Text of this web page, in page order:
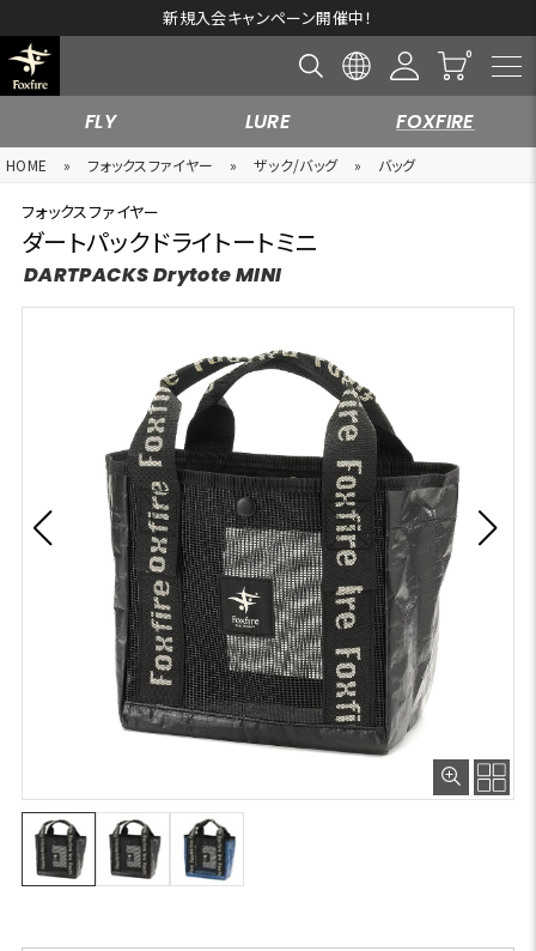
新規入会キャンペーン開催中！
FLY LURE FOXFIRE
HOME » フォックスファイヤー » ザック/バッグ » バッグ
フォックスファイヤー
ダートパックドライトートミニ
DARTPACKS Drytote MINI